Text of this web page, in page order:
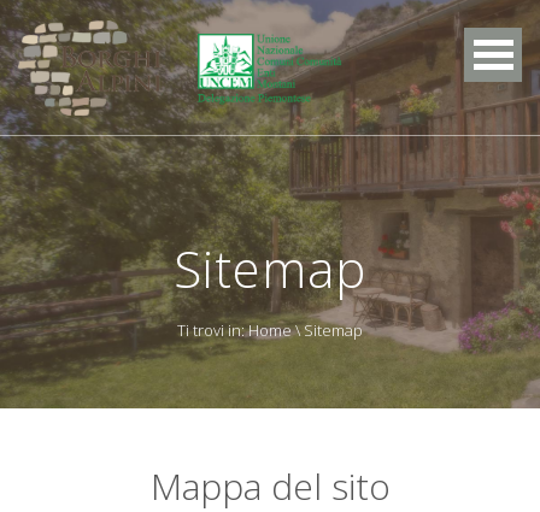
Sitemap
Ti trovi in:Home\ Sitemap
Mappa del sito